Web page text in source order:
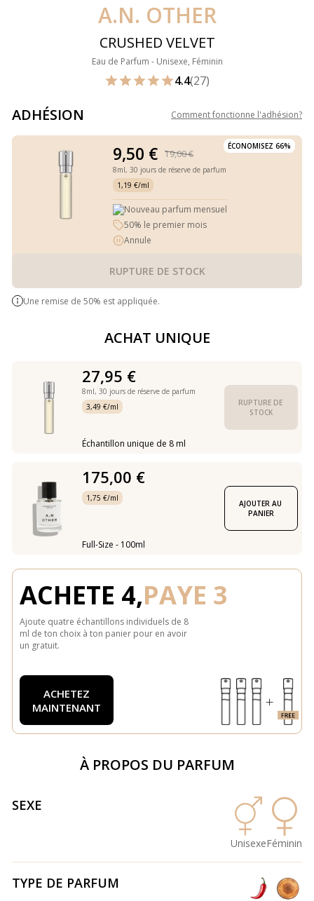
A.N. OTHER
CRUSHED VELVET
Eau de Parfum - Unisexe, Féminin
4.4(27)
ADHÉSION Comment fonctionne l'adhésion?
ÉCONOMISEZ 66%
9,50 € 19,00 €
8ml, 30 jours de réserve de parfum
1,19 €/ml
Nouveau parfum mensuel
50% le premier mois
Annule
RUPTURE DE STOCK
Une remise de 50% est appliquée.
ACHAT UNIQUE
27,95 €
8ml, 30 jours de réserve de parfum
3,49 €/ml
Échantillon unique de 8 ml
RUPTURE DE
STOCK
175,00 €
1,75 €/ml
Full-Size - 100ml
AJOUTER AU
PANIER
ACHETE 4,PAYE 3
Ajoute quatre échantillons individuels de 8
ml de ton choix à ton panier pour en avoir
un gratuit.
ACHETEZ
MAINTENANT
À PROPOS DU PARFUM
SEXE
UnisexeFéminin
TYPE DE PARFUM